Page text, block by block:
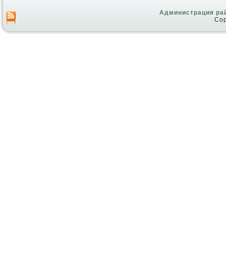
Администрация